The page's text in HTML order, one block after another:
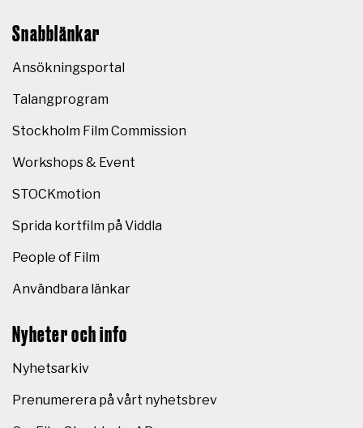
Snabblänkar
Ansökningsportal
Talangprogram
Stockholm Film Commission
Workshops & Event
STOCKmotion
Sprida kortfilm på Viddla
People of Film
Användbara länkar
Nyheter och info
Nyhetsarkiv
Prenumerera på vårt nyhetsbrev